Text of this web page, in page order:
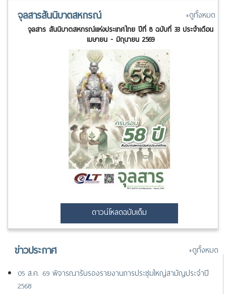
จุลสารสันนิบาตสหกรณ์ +ดูทั้งหมด
จุลสาร สันนิบาตสหกรณ์แห่งประเทศไทย ปีที่ 8 ฉบับที่ 33 ประจำเดือน
เมษายน - มิถุนายน 2569
ดาวน์โหลดฉบับเต็ม
ข่าวประกาศ
+ดูทั้งหมด
05 ส.ค. 69 พิจารณารับรองรายงานการประชุมใหญ่สามัญประจำปี
2568